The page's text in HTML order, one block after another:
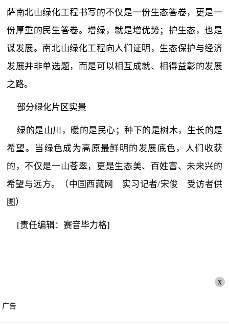
萨南北山绿化工程书写的不仅是一份生态答卷，更是一
份厚重的民生答卷。增绿，就是增优势；护生态，也是
谋发展。南北山绿化工程向人们证明，生态保护与经济
发展并非单选题，而是可以相互成就、相得益彰的发展
之路。
部分绿化片区实景
绿的是山川，暖的是民心；种下的是树木，生长的是
希望。当绿色成为高原最鲜明的发展底色，人们收获
的，不仅是一山苍翠，更是生态美、百姓富、未来兴的
希望与远方。（中国西藏网 实习记者/宋俊 受访者供
图）
[责任编辑：赛音毕力格]
x
广告